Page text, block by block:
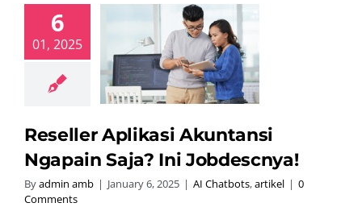
6
01, 2025
Aplikasi
Saja? Ini
Reseller Aplikasi Akuntansi
Ngapain Saja? Ini Jobdescnya!
Byadmin amb | January 6, 2025 | AI Chatbots,artikel | 0
Comments